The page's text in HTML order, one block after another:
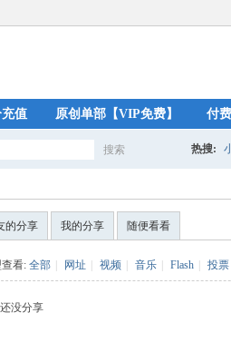
值 原创单部【VIP免费】 付
搜索 热搜:
的分享 我的分享 随便看看
看: 全部 网址 视频 音乐 Flash 投票
没分享